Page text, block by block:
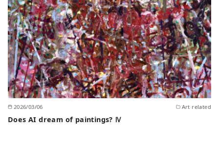
2026/03/06 Art related
Does AI dream of paintings? Ⅳ